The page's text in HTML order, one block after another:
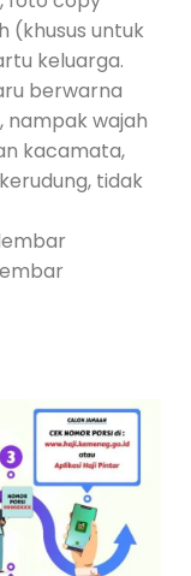
(khusus untuk
keluarga.
berwarna
nampak wajah
kacamata,
tidak